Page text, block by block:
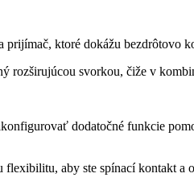
prijímač, ktoré dokážu
rozširujúcou svorkou, čiže v
dodatočné funkcie
aby ste spínací kontakt